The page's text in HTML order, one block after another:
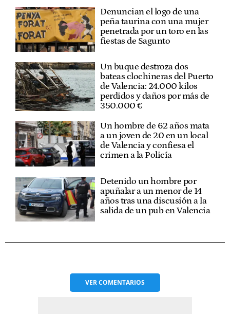
Denuncian el logo de una
peña taurina con una mujer
penetrada por un toro en las
fiestas de Sagunto
Un buque destroza dos
bateas clochineras del Puerto
de Valencia: 24.000 kilos
perdidos y daños por más de
350.000 €
Un hombre de 62 años mata
a un joven de 20 en un local
de Valencia y confiesa el
crimen a la Policía
Detenido un hombre por
apuñalar a un menor de 14
años tras una discusión a la
salida de un pub en Valencia
VERCOMENTARIOS